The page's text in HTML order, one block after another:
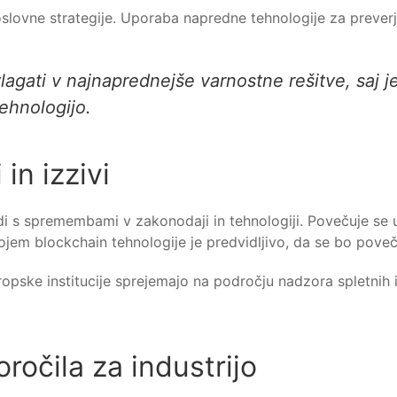
strategije. Uporaba napredne tehnologije za
v najnaprednejše varnostne rešitve, saj
in izzivi
spremembami v zakonodaji in tehnologiji. Povečuje
blockchain tehnologije je predvidljivo, da se bo
institucije sprejemajo na področju nadzora
za industrijo